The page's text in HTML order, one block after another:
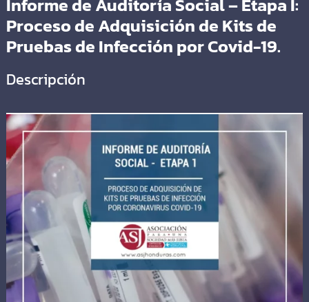
Proceso de Adquisición de Kits de
Pruebas de Infección por Covid-19.
Descripción